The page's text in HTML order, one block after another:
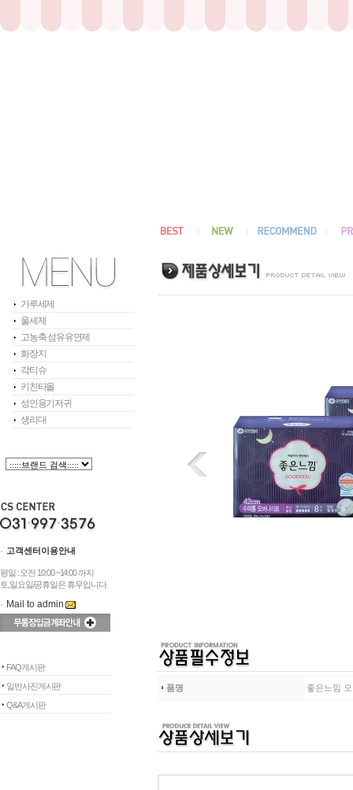
가루세제
울세제
고농축 섬유유연제
화장지
각티슈
키친타올
성인용기저귀
생리대
고객센터이용안내
평일 : 오전 10:00 ~14:00 까지
토,일요일/공휴일은 휴무입니다.
Mail to admin
FAQ게시판
일반사진게시판
Q&A게시판
품명 좋은느낌